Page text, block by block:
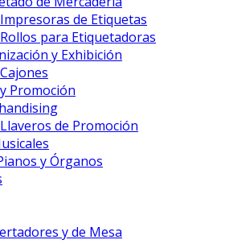
Impresoras de Etiquetas
Rollos para Etiquetadoras
y Exhibición
Cajones
Promoción
Llaveros de Promoción
y Órganos
y de Mesa